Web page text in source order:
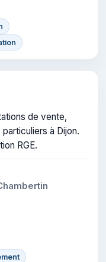
de vente,
à Dijon.
RGE.